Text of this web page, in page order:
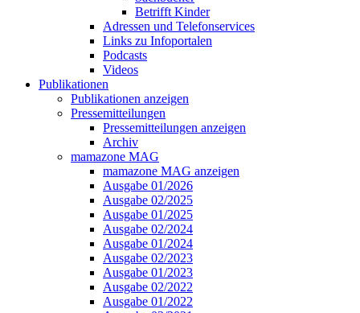
Betrifft Kinder
Adressen und Telefonservices
Links zu Infoportalen
Podcasts
Videos
Publikationen
Publikationen anzeigen
Pressemitteilungen
Pressemitteilungen anzeigen
Archiv
mamazone MAG
mamazone MAG anzeigen
Ausgabe 01/2026
Ausgabe 02/2025
Ausgabe 01/2025
Ausgabe 02/2024
Ausgabe 01/2024
Ausgabe 02/2023
Ausgabe 01/2023
Ausgabe 02/2022
Ausgabe 01/2022